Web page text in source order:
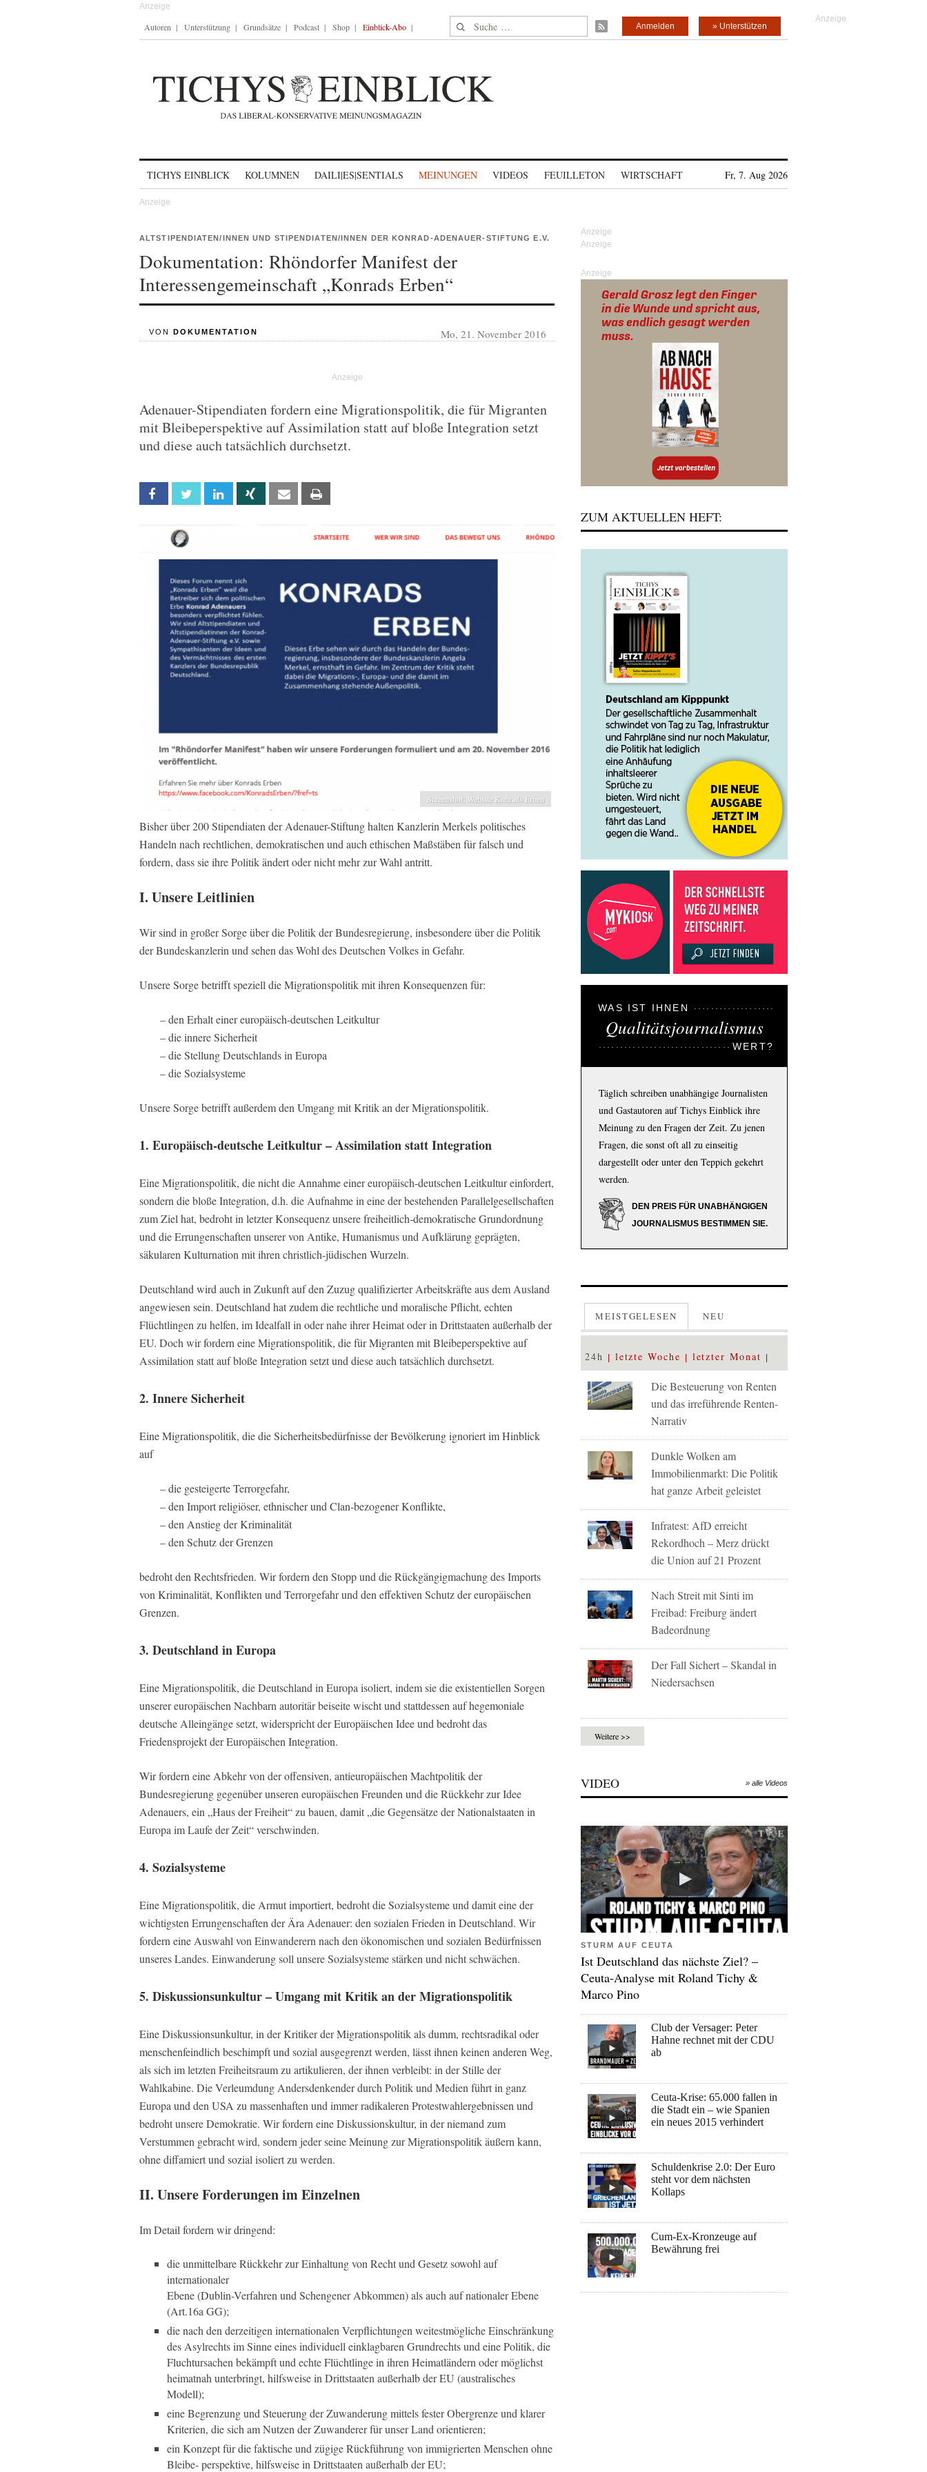
Autoren Unterstützung Grundsätze Podcast Shop Einblick-Abo Suche nach: » Unterstützen
Anmelden
TICHYS EINBLICK KOLUMNEN DAILI|ES|SENTIALS MEINUNGEN VIDEOS FEUILLETON WIRTSCHAFT Fr, 7. Aug 2026
ALTSTIPENDIATEN/INNEN UND STIPENDIATEN/INNEN DER KONRAD-ADENAUER-STIFTUNG E.V.
Dokumentation: Rhöndorfer Manifest der
Interessengemeinschaft „Konrads Erben“
VON DOKUMENTATION Mo, 21. November 2016
Adenauer-Stipendiaten fordern eine Migrationspolitik, die für Migranten
mit Bleibeperspektive auf Assimilation statt auf bloße Integration setzt
und diese auch tatsächlich durchsetzt.
Facebook Twitter Linkedin Xing Email
Screenshot: Website Konrads Erben
Bisher über 200 Stipendiaten der Adenauer-Stiftung halten Kanzlerin Merkels politisches
Handeln nach rechtlichen, demokratischen und auch ethischen Maßstäben für falsch und
fordern, dass sie ihre Politik ändert oder nicht mehr zur Wahl antritt.
I. Unsere Leitlinien
Wir sind in großer Sorge über die Politik der Bundesregierung, insbesondere über die Politik
der Bundeskanzlerin und sehen das Wohl des Deutschen Volkes in Gefahr.
Unsere Sorge betrifft speziell die Migrationspolitik mit ihren Konsequenzen für:
– den Erhalt einer europäisch-deutschen Leitkultur
– die innere Sicherheit
– die Stellung Deutschlands in Europa
– die Sozialsysteme
Unsere Sorge betrifft außerdem den Umgang mit Kritik an der Migrationspolitik.
1. Europäisch-deutsche Leitkultur – Assimilation statt Integration
Eine Migrationspolitik, die nicht die Annahme einer europäisch-deutschen Leitkultur einfordert,
sondern die bloße Integration, d.h. die Aufnahme in eine der bestehenden Parallelgesellschaften
zum Ziel hat, bedroht in letzter Konsequenz unsere freiheitlich-demokratische Grundordnung
und die Errungenschaften unserer von Antike, Humanismus und Aufklärung geprägten,
säkularen Kulturnation mit ihren christlich-jüdischen Wurzeln.
Deutschland wird auch in Zukunft auf den Zuzug qualifizierter Arbeitskräfte aus dem Ausland
angewiesen sein. Deutschland hat zudem die rechtliche und moralische Pflicht, echten
Flüchtlingen zu helfen, im Idealfall in oder nahe ihrer Heimat oder in Drittstaaten außerhalb der
EU. Doch wir fordern eine Migrationspolitik, die für Migranten mit Bleibeperspektive auf
Assimilation statt auf bloße Integration setzt und diese auch tatsächlich durchsetzt.
2. Innere Sicherheit
Eine Migrationspolitik, die die Sicherheitsbedürfnisse der Bevölkerung ignoriert im Hinblick
auf
– die gesteigerte Terrorgefahr,
– den Import religiöser, ethnischer und Clan-bezogener Konflikte,
– den Anstieg der Kriminalität
– den Schutz der Grenzen
bedroht den Rechtsfrieden. Wir fordern den Stopp und die Rückgängigmachung des Imports
von Kriminalität, Konflikten und Terrorgefahr und den effektiven Schutz der europäischen
Grenzen.
3. Deutschland in Europa
Eine Migrationspolitik, die Deutschland in Europa isoliert, indem sie die existentiellen Sorgen
unserer europäischen Nachbarn autoritär beiseite wischt und stattdessen auf hegemoniale
deutsche Alleingänge setzt, widerspricht der Europäischen Idee und bedroht das
Friedensprojekt der Europäischen Integration.
Wir fordern eine Abkehr von der offensiven, antieuropäischen Machtpolitik der
Bundesregierung gegenüber unseren europäischen Freunden und die Rückkehr zur Idee
Adenauers, ein „Haus der Freiheit“ zu bauen, damit „die Gegensätze der Nationalstaaten in
Europa im Laufe der Zeit“ verschwinden.
4. Sozialsysteme
Eine Migrationspolitik, die Armut importiert, bedroht die Sozialsysteme und damit eine der
wichtigsten Errungenschaften der Ära Adenauer: den sozialen Frieden in Deutschland. Wir
fordern eine Auswahl von Einwanderern nach den ökonomischen und sozialen Bedürfnissen
unseres Landes. Einwanderung soll unsere Sozialsysteme stärken und nicht schwächen.
5. Diskussionsunkultur – Umgang mit Kritik an der Migrationspolitik
Eine Diskussionsunkultur, in der Kritiker der Migrationspolitik als dumm, rechtsradikal oder
menschenfeindlich beschimpft und sozial ausgegrenzt werden, lässt ihnen keinen anderen Weg,
als sich im letzten Freiheitsraum zu artikulieren, der ihnen verbleibt: in der Stille der
Wahlkabine. Die Verleumdung Andersdenkender durch Politik und Medien führt in ganz
Europa und den USA zu massenhaften und immer radikaleren Protestwahlergebnissen und
bedroht unsere Demokratie. Wir fordern eine Diskussionskultur, in der niemand zum
Verstummen gebracht wird, sondern jeder seine Meinung zur Migrationspolitik äußern kann,
ohne diffamiert und sozial isoliert zu werden.
II. Unsere Forderungen im Einzelnen
Im Detail fordern wir dringend:
die unmittelbare Rückkehr zur Einhaltung von Recht und Gesetz sowohl auf
internationaler
Ebene (Dublin-Verfahren und Schengener Abkommen) als auch auf nationaler Ebene
(Art.16a GG);
die nach den derzeitigen internationalen Verpflichtungen weitestmögliche Einschränkung
des Asylrechts im Sinne eines individuell einklagbaren Grundrechts und eine Politik, die
Fluchtursachen bekämpft und echte Flüchtlinge in ihren Heimatländern oder möglichst
heimatnah unterbringt, hilfsweise in Drittstaaten außerhalb der EU (australisches
Modell);
eine Begrenzung und Steuerung der Zuwanderung mittels fester Obergrenze und klarer
Kriterien, die sich am Nutzen der Zuwanderer für unser Land orientieren;
ein Konzept für die faktische und zügige Rückführung von immigrierten Menschen ohne
Bleibe- perspektive, hilfsweise in Drittstaaten außerhalb der EU;
Anzeige
ZUM AKTUELLEN HEFT:
WAS IST IHNEN
Qualitätsjournalismus
WERT?
Täglich schreiben unabhängige Journalisten
und Gastautoren auf Tichys Einblick ihre
Meinung zu den Fragen der Zeit. Zu jenen
Fragen, die sonst oft all zu einseitig
dargestellt oder unter den Teppich gekehrt
werden.
DEN PREIS FÜR UNABHÄNGIGEN
JOURNALISMUS BESTIMMEN SIE.
MEISTGELESEN NEU
24h letzte Woche letzter Monat
Die Besteuerung von Renten
und das irreführende Renten-
Narrativ
Dunkle Wolken am
Immobilienmarkt: Die Politik
hat ganze Arbeit geleistet
Infratest: AfD erreicht
Rekordhoch – Merz drückt
die Union auf 21 Prozent
Nach Streit mit Sinti im
Freibad: Freiburg ändert
Badeordnung
Der Fall Sichert – Skandal in
Niedersachsen
Weitere >>
VIDEO » alle Videos
STURM AUF CEUTA
Ist Deutschland das nächste Ziel? –
Ceuta-Analyse mit Roland Tichy &
Marco Pino
Club der Versager: Peter
Hahne rechnet mit der CDU
ab
Ceuta-Krise: 65.000 fallen in
die Stadt ein – wie Spanien
ein neues 2015 verhindert
Schuldenkrise 2.0: Der Euro
steht vor dem nächsten
Kollaps
Cum-Ex-Kronzeuge auf
Bewährung frei